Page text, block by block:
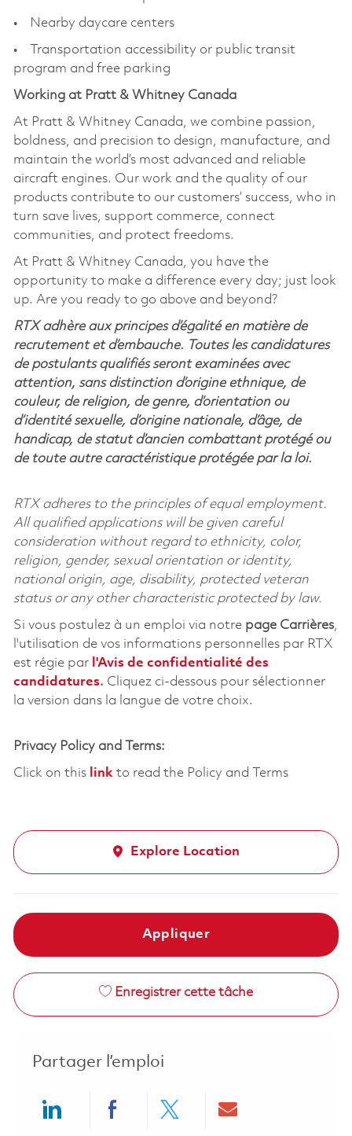
• Nearby daycare centers
• Transportation accessibility or public transit
program and free parking
Working at Pratt & Whitney Canada
At Pratt & Whitney Canada, we combine passion,
boldness, and precision to design, manufacture, and
maintain the world’s most advanced and reliable
aircraft engines. Our work and the quality of our
products contribute to our customers’ success, who in
turn save lives, support commerce, connect
communities, and protect freedoms.
At Pratt & Whitney Canada, you have the
opportunity to make a difference every day; just look
up. Are you ready to go above and beyond?
RTX adhère aux principes d’égalité en matière de
recrutement et d’embauche. Toutes les candidatures
de postulants qualifiés seront examinées avec
attention, sans distinction d’origine ethnique, de
couleur, de religion, de genre, d’orientation ou
d’identité sexuelle, d’origine nationale, d’âge, de
handicap, de statut d’ancien combattant protégé ou
de toute autre caractéristique protégée par la loi.
RTX adheres to the principles of equal employment.
All qualified applications will be given careful
consideration without regard to ethnicity, color,
religion, gender, sexual orientation or identity,
national origin, age, disability, protected veteran
status or any other characteristic protected by law.
Si vous postulez à un emploi via notre page Carrières,
l'utilisation de vos informations personnelles par RTX
est régie par l'Avis de confidentialité des
candidatures. Cliquez ci-dessous pour sélectionner
la version dans la langue de votre choix.
Privacy Policy and Terms:
Click on this linkto read the Policy and Terms
Explore Location
Appliquer
Enregistrer cette tâche
Partager l’emploi